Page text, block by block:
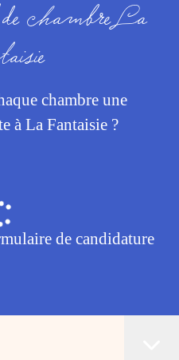
chambre La
chambre une
à La Fantaisie ?
de candidature